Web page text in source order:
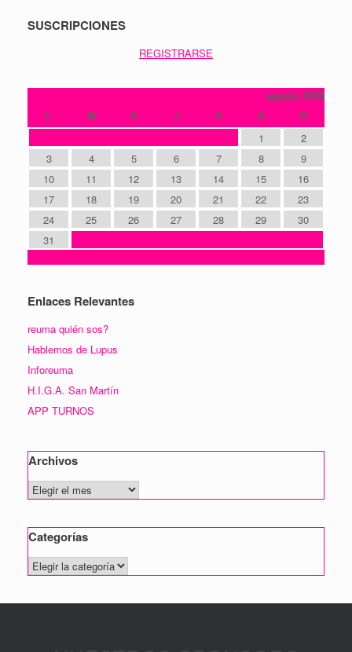
SUSCRIPCIONES
REGISTRARSE
agosto 2026
L
M X J V S
D
1
2
3
4 5 6 7 8
9
10
11 12 13 14 15
16
17
18 19 20 21 22
23
24
25 26 27 28 29
30
31
Enlaces Relevantes
reuma quién sos?
Hablemos de Lupus
Inforeuma
H.I.G.A. San Martín
APP TURNOS
Archivos
Archivos
Categorías
Categorías